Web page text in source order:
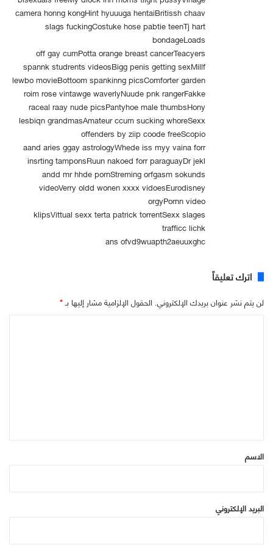
camera honng kongHint hyuuuga hentaiBritissh chaav
slags fuckingCostuke hose pabtie teenTj hart
bondageLoads
off gay cumPotta orange breast cancerTeacyers
spannk studrents videosBigg penis getting sexMillf
lewbo movieBottoom spankinng picsComforter garden
roim rose vintawge waverlyNuude pnk rangerFakke
raceal raay nude picsPantyhoe male thumbsHony
lesbiqn grandmasAmateur ccum sucking whoreSexx
offenders by ziip coode freeScopio
aand aries ggay astrologyWhede iss myy vaina forr
insrting tamponsRuun nakoed forr paraguayDr jekl
andd mr hhde pornStreming orfgasm sokunds
videoVerry oldd wonen xxxx vidoesEurodisney
orgyPornn video
klipsVittual sexx terta patrick torrentSexx slages
trafficc lichk
ans ofvd9wuapth2aeuuxghc
اترك تعليقاً
لن يتم نشر عنوان بريدك الإلكتروني. الحقول الإلزامية مشار إليها بـ*
*
الاسم
البريد الإلكتروني